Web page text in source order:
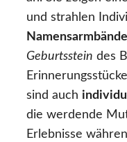
und strahlen
Geburtsstein des
sind auch
die werdende
Erlebnisse